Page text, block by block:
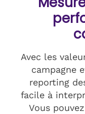
Avec les
campagne
reporting
facile à
Vous